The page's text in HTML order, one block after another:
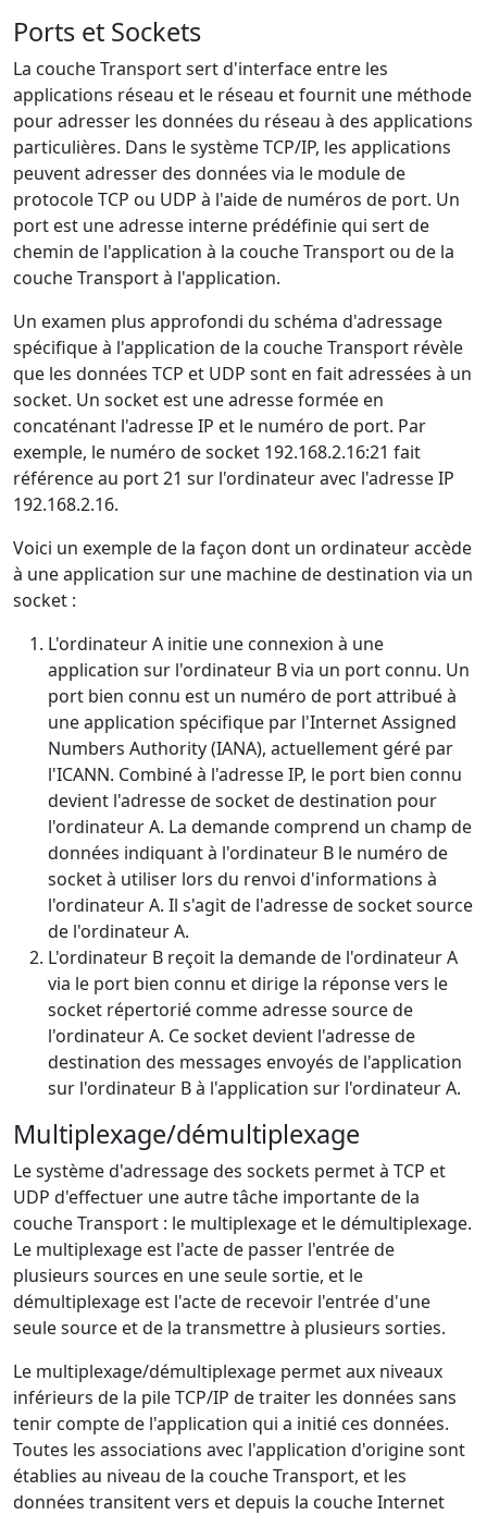
Ports et Sockets
La couche Transport sert d'interface entre les
applications réseau et le réseau et fournit une méthode
pour adresser les données du réseau à des applications
particulières. Dans le système TCP/IP, les applications
peuvent adresser des données via le module de
protocole TCP ou UDP à l'aide de numéros de port. Un
port est une adresse interne prédéfinie qui sert de
chemin de l'application à la couche Transport ou de la
couche Transport à l'application.
Un examen plus approfondi du schéma d'adressage
spécifique à l'application de la couche Transport révèle
que les données TCP et UDP sont en fait adressées à un
socket. Un socket est une adresse formée en
concaténant l'adresse IP et le numéro de port. Par
exemple, le numéro de socket 192.168.2.16:21 fait
référence au port 21 sur l'ordinateur avec l'adresse IP
192.168.2.16.
Voici un exemple de la façon dont un ordinateur accède
à une application sur une machine de destination via un
socket :
L'ordinateur A initie une connexion à une
application sur l'ordinateur B via un port connu. Un
port bien connu est un numéro de port attribué à
une application spécifique par l'Internet Assigned
Numbers Authority (IANA), actuellement géré par
l'ICANN. Combiné à l'adresse IP, le port bien connu
devient l'adresse de socket de destination pour
l'ordinateur A. La demande comprend un champ de
données indiquant à l'ordinateur B le numéro de
socket à utiliser lors du renvoi d'informations à
l'ordinateur A. Il s'agit de l'adresse de socket source
de l'ordinateur A.
L'ordinateur B reçoit la demande de l'ordinateur A
via le port bien connu et dirige la réponse vers le
socket répertorié comme adresse source de
l'ordinateur A. Ce socket devient l'adresse de
destination des messages envoyés de l'application
sur l'ordinateur B à l'application sur l'ordinateur A.
Multiplexage/démultiplexage
Le système d'adressage des sockets permet à TCP et
UDP d'effectuer une autre tâche importante de la
couche Transport : le multiplexage et le démultiplexage.
Le multiplexage est l'acte de passer l'entrée de
plusieurs sources en une seule sortie, et le
démultiplexage est l'acte de recevoir l'entrée d'une
seule source et de la transmettre à plusieurs sorties.
Le multiplexage/démultiplexage permet aux niveaux
inférieurs de la pile TCP/IP de traiter les données sans
tenir compte de l'application qui a initié ces données.
Toutes les associations avec l'application d'origine sont
établies au niveau de la couche Transport, et les
données transitent vers et depuis la couche Internet